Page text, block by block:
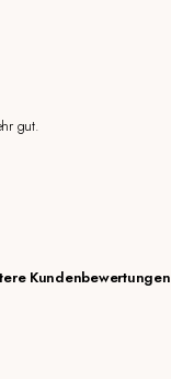
gut.
Kundenbewertungen